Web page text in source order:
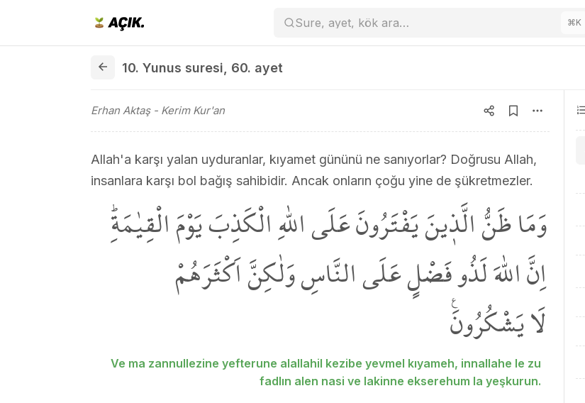
Sure, ayet, kök ara… ⌘K
10. Yunus suresi 60. ayet
Erhan Aktaş- Kerim Kur'an
Allah'a karşı yalan uyduranlar, kıyamet gününü ne sanıyorlar? Doğrusu Allah,
insanlara karşı bol bağış sahibidir. Ancak onların çoğu yine de şükretmezler.
وَمَا ظَنُّ الَّذ۪ينَ يَفْتَرُونَ عَلَى اللّٰهِ الْكَذِبَ يَوْمَ الْقِيٰمَةِۜ
اِنَّ اللّٰهَ لَذُو فَضْلٍ عَلَى النَّاسِ وَلٰكِنَّ اَكْثَرَهُمْ
لَا يَشْكُرُونَ۟
Ve ma zannullezine yefterune alallahil kezibe yevmel kıyameh, innallahe le zu
fadlın alen nasi ve lakinne ekserehum la yeşkurun.